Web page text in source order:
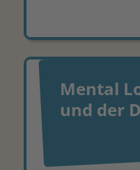
Mental
und der